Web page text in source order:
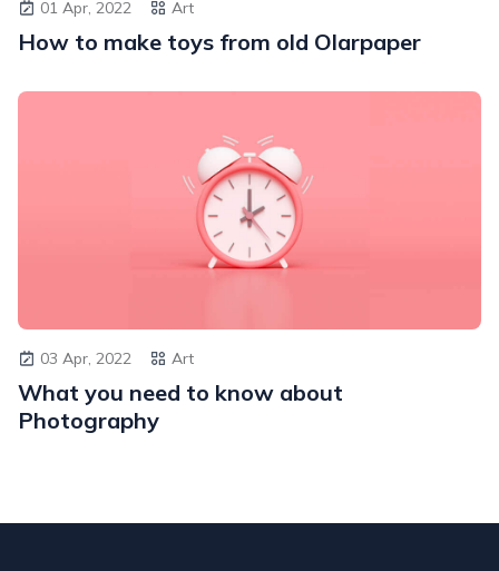
01 Apr, 2022 Art
How to make toys from old Olarpaper
03 Apr, 2022 Art
What you need to know about
Photography